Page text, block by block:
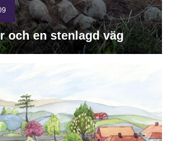
och en stenlagd väg